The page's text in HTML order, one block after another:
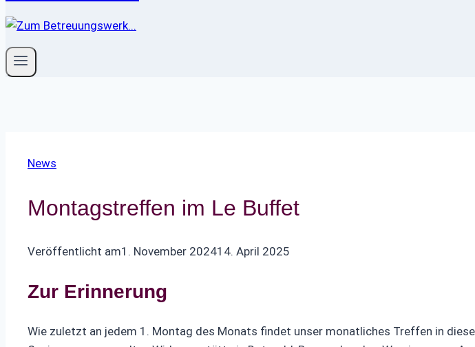
News
Montagstreffen im Le Buffet
Veröffentlicht am1. November 202414. April 2025
Zur Erinnerung
Wie zuletzt an jedem 1. Montag des Monats findet unser monatliches Treffen in